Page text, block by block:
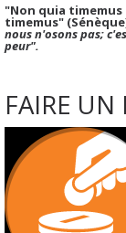
"Non quia timemus
timemus"
nous n'osons pas;
peur".
FAIRE UN